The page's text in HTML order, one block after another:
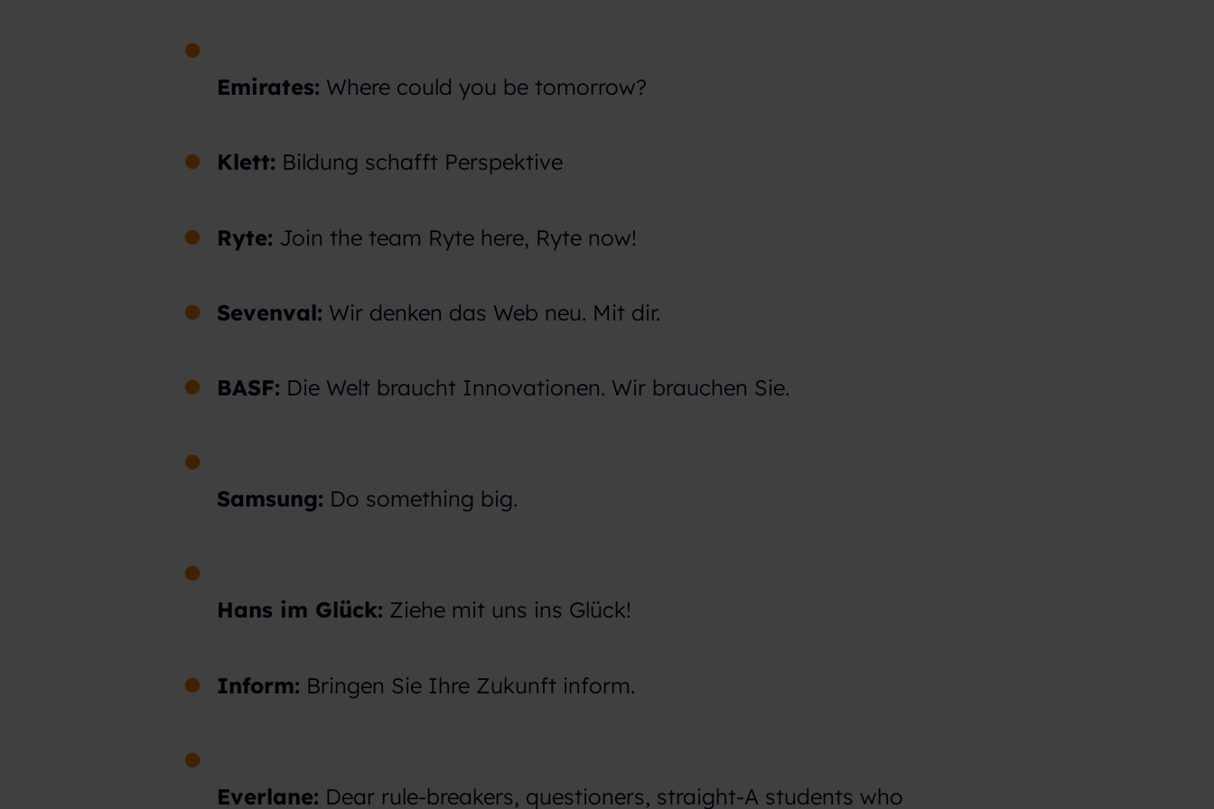
Emirates: Where could you be tomorrow?
Klett: Bildung schafft Perspektive
Ryte: Join the team Ryte here, Ryte now!
Sevenval: Wir denken das Web neu. Mit dir.
BASF: Die Welt braucht Innovationen. Wir brauchen Sie.
Samsung: Do something big.
Hans im Glück: Ziehe mit uns ins Glück!
Inform: Bringen Sie Ihre Zukunft inform.
Everlane: Dear rule-breakers, questioners, straight-A students who